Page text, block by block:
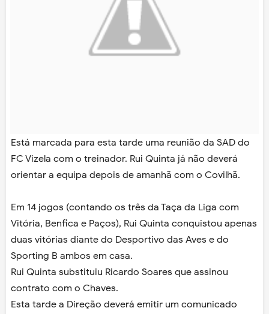
Está marcada para esta tarde uma reunião da SAD do
FC Vizela com o treinador. Rui Quinta já não deverá
orientar a equipa depois de amanhã com o Covilhã.
Em 14 jogos (contando os três da Taça da Liga com
Vitória, Benfica e Paços), Rui Quinta conquistou apenas
duas vitórias diante do Desportivo das Aves e do
Sporting B ambos em casa.
Rui Quinta substituiu Ricardo Soares que assinou
contrato com o Chaves.
Esta tarde a Direção deverá emitir um comunicado